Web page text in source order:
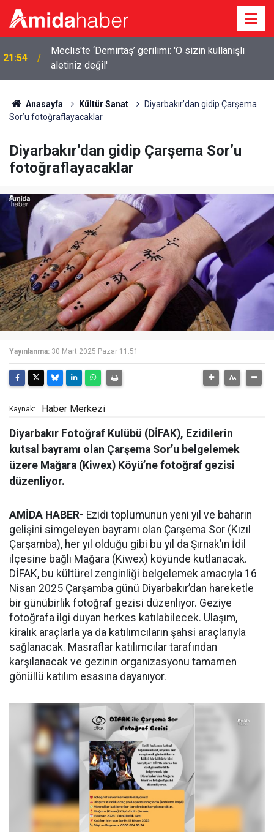
21:18
Elazığ’da 14 bin 894 afet konutu ve iş yeri inşa
edildi
Anasayfa Kültür Sanat
Diyarbakır’dan gidip Çarşema
Sor’u fotoğraflayacaklar
Diyarbakır’dan gidip Çarşema Sor’u
fotoğraflayacaklar
Yayınlanma: 30 Mart 2025 Pazar 11:51
Kaynak: Haber Merkezi
Diyarbakır Fotoğraf Kulübü (DİFAK), Ezidilerin
kutsal bayramı olan Çarşema Sor’u belgelemek
üzere Mağara (Kiwex) Köyü’ne fotoğraf gezisi
düzenliyor.
AMİDA HABER- Ezidi toplumunun yeni yıl ve baharın
gelişini simgeleyen bayramı olan Çarşema Sor (Kızıl
Çarşamba), her yıl olduğu gibi bu yıl da Şırnak’ın İdil
ilçesine bağlı Mağara (Kiwex) köyünde kutlanacak.
DİFAK, bu kültürel zenginliği belgelemek amacıyla 16
Nisan 2025 Çarşamba günü Diyarbakır’dan hareketle
bir günübirlik fotoğraf gezisi düzenliyor. Geziye
fotoğrafa ilgi duyan herkes katılabilecek. Ulaşım,
kiralık araçlarla ya da katılımcıların şahsi araçlarıyla
sağlanacak. Masraflar katılımcılar tarafından
karşılanacak ve gezinin organizasyonu tamamen
gönüllü katılım esasına dayanıyor.